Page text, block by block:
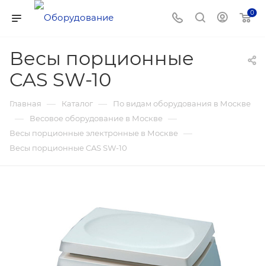
0
Весы порционные
CAS SW-10
Главная — Каталог — По видам оборудования в Москве
— Весовое оборудование в Москве —
Весы порционные электронные в Москве —
Весы порционные CAS SW-10